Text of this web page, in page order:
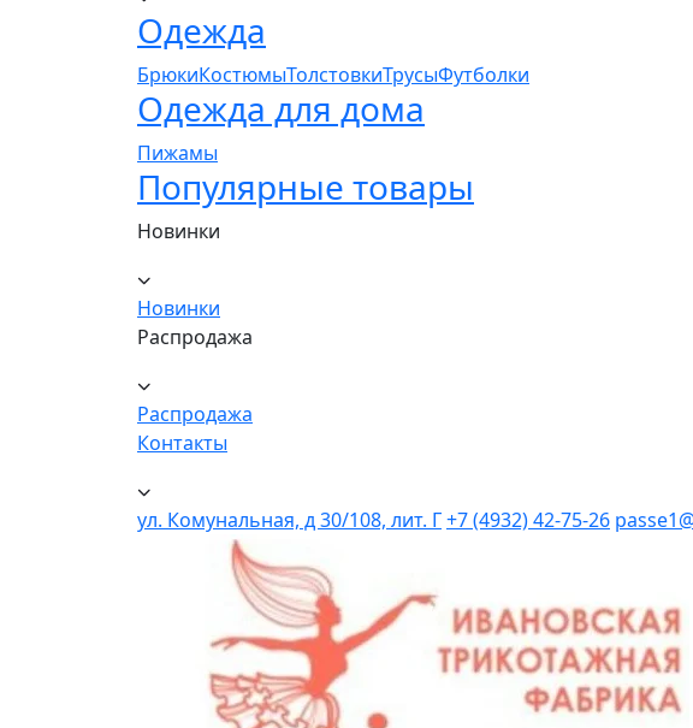
Одежда
БрюкиКостюмыТолстовкиТрусыФутболки
Одежда для дома
Пижамы
Популярные товары
Новинки
Новинки
Распродажа
Распродажа
Контакты
ул. Комунальная, д 30/108, лит. Г+7 (4932) 42-75-26